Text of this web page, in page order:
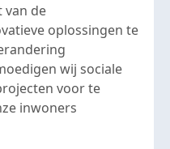
van de
oplossingen te
wij sociale
voor te
inwoners